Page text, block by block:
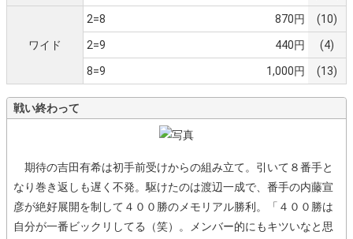
ワイド
2=8 870円 (10)
2=9 440円 (4)
8=9 1,000円 (13)
戦い終わって
期待の吉田有希は初手前受けからの組み立て。引いて８番手と
なり巻き返しも遅く不発。駆けたのは渡辺一成で、番手の内藤宣
彦が絶好展開を制して４００勝のメモリアル勝利。「４００勝は
自分が一番ビックリしてる（笑）。メンバー的にもキツいなと思